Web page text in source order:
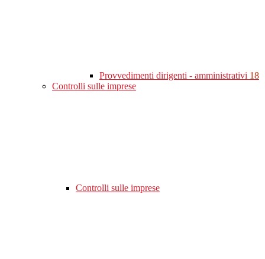
Provvedimenti dirigenti - amministrativi 18
Controlli sulle imprese
Controlli sulle imprese